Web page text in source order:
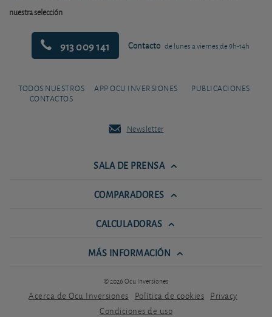
nuestra selección
913 009 141 Contacto de lunes a viernes de 9h-14h
TODOS NUESTROS
CONTACTOS
APP OCU INVERSIONES PUBLICACIONES
Newsletter
SALA DE PRENSA
COMPARADORES
CALCULADORAS
MÁS INFORMACIÓN
© 2026 Ocu Inversiones
Acerca de Ocu Inversiones Política de cookies Privacy
Condiciones de uso